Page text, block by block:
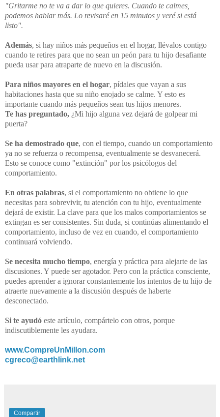
"Gritarme no te va a dar lo que quieres. Cuando te calmes,
podemos hablar más. Lo revisaré en 15 minutos y veré si está
listo".
Además, si hay niños más pequeños en el hogar, llévalos contigo
cuando te retires para que no sean un peón para tu hijo desafiante
pueda usar para atraparte de nuevo en la discusión.
Para niños mayores en el hogar, pídales que vayan a sus
habitaciones hasta que su niño enojado se calme. Y esto es
importante cuando más pequeños sean tus hijos menores.
Te has preguntado, ¿Mi hijo alguna vez dejará de golpear mi
puerta?
Se ha demostrado que, con el tiempo, cuando un comportamiento
ya no se refuerza o recompensa, eventualmente se desvanecerá.
Esto se conoce como "extinción" por los psicólogos del
comportamiento.
En otras palabras, si el comportamiento no obtiene lo que
necesitas para sobrevivir, tu atención con tu hijo, eventualmente
dejará de existir. La clave para que los malos comportamientos se
extingan es ser consistentes. Sin duda, si continúas alimentando el
comportamiento, incluso de vez en cuando, el comportamiento
continuará volviendo.
Se necesita mucho tiempo, energía y práctica para alejarte de las
discusiones. Y puede ser agotador. Pero con la práctica consciente,
puedes aprender a ignorar constantemente los intentos de tu hijo de
atraerte nuevamente a la discusión después de haberte
desconectado.
Si te ayudó este artículo, compártelo con otros, porque
indiscutiblemente les ayudara.
www.CompreUnMillon.com
cgreco@earthlink.net
Compartir